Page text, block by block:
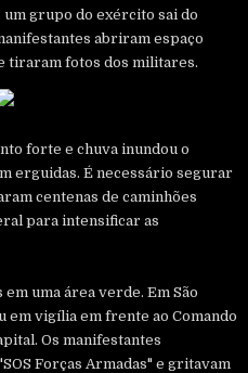
grupo do exército sai do
abriram espaço
tiraram fotos dos militares.
forte e chuva inundou o
erguidas. É necessário segurar
centenas de caminhões
para intensificar as
uma área verde. Em São
em vigília em frente ao Comando
Os manifestantes
Forças Armadas" e gritavam